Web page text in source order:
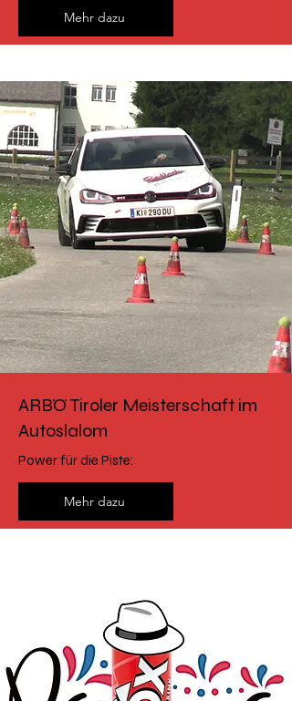
Mehr dazu
ARBÖ Tiroler Meisterschaft im
Autoslalom
Power für die Piste:
Mehr dazu